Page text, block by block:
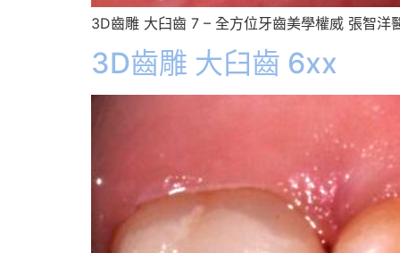
3D齒雕 大臼齒 7 – 全方位牙齒美學權威 張智洋
3D齒雕 大臼齒 6xx